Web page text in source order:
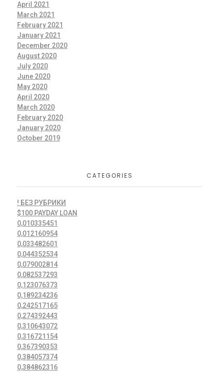
April 2021
March 2021
February 2021
January 2021
December 2020
August 2020
July 2020
June 2020
May 2020
April 2020
March 2020
February 2020
January 2020
October 2019
CATEGORIES
! БЕЗ РУБРИКИ
$100 PAYDAY LOAN
0,010335451
0,012160954
0,033482601
0,044352534
0,079002814
0,082537293
0,123076373
0,189234236
0,242517165
0,274392443
0,310643072
0,316721154
0,367390353
0,384057374
0,384862316